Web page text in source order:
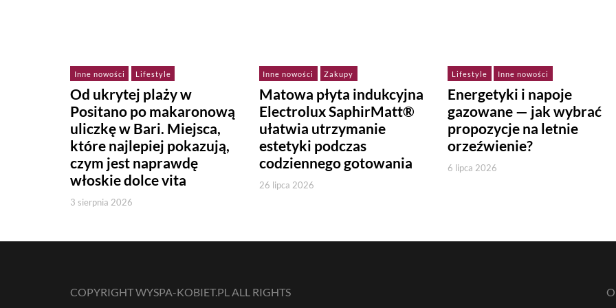
Inne nowości Lifestyle
Od ukrytej plaży w
Positano po makaronową
uliczkę w Bari. Miejsca,
które najlepiej pokazują,
czym jest naprawdę
włoskie dolce vita
3 sierpnia 2026
Inne nowości Zakupy
Matowa płyta indukcyjna
Electrolux SaphirMatt®
ułatwia utrzymanie
estetyki podczas
codziennego gotowania
26 lipca 2026
Lifestyle Inne nowości
Energetyki i napoje
gazowane — jak wybrać
propozycje na letnie
orzeźwienie?
6 lipca 2026
COPYRIGHT WYSPA-KOBIET.PL ALL RIGHTS